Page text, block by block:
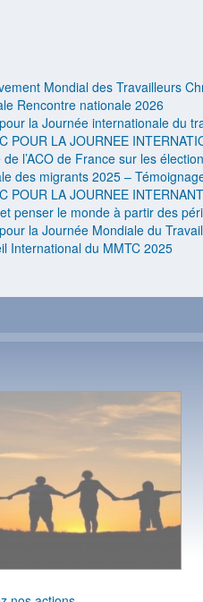
Mondial des Travailleurs
Rencontre nationale 2026
la Journée internationale du
POUR LA JOURNEE
l’ACO de France sur les
des migrants 2025 –
POUR LA JOURNEE
penser le monde à partir des
la Journée Mondiale du
International du MMTC 2025